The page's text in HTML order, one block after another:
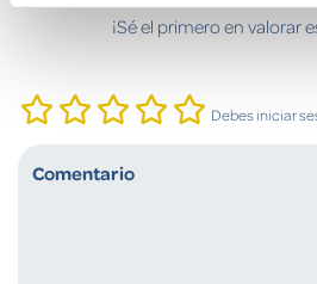
¡Sé el primero en valorar
Debes iniciar